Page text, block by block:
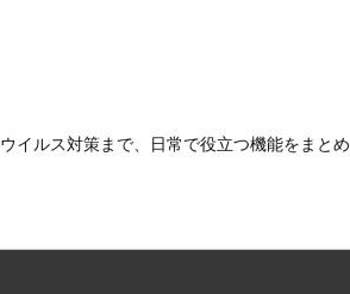
イルス対策まで、日常で役立つ機能をまと